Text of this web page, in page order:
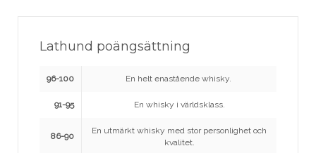
Lathund poängsättning
96-100 En helt enastående whisky.
91-95 En whisky i världsklass.
86-90
En utmärkt whisky med stor personlighet och
kvalitet.